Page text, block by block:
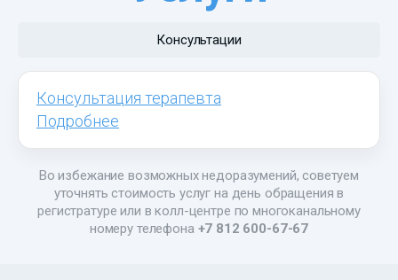
Консультации
Консультация терапевта
Подробнее
Во избежание возможных недоразумений, советуем
уточнять стоимость услуг на день обращения в
регистратуре или в колл-центре по многоканальному
номеру телефона +7 812 600-67-67